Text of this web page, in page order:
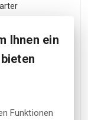
erlaubt
Gebühr)
Ihnen ein
Funktionen